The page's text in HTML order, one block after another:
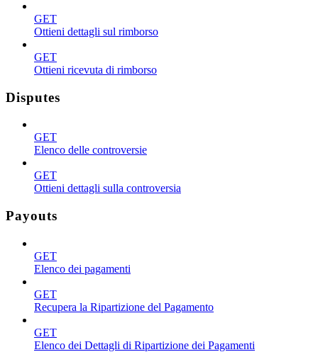
GET
Ottieni dettagli sul rimborso
GET
Ottieni ricevuta di rimborso
Disputes
GET
Elenco delle controversie
GET
Ottieni dettagli sulla controversia
Payouts
GET
Elenco dei pagamenti
GET
Recupera la Ripartizione del Pagamento
GET
Elenco dei Dettagli di Ripartizione dei Pagamenti